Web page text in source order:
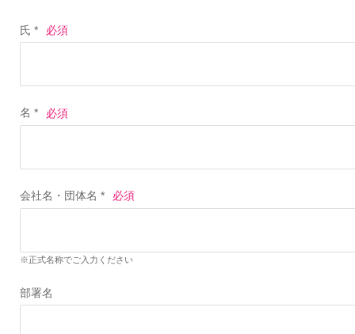
氏 *
名 *
会社名・団体名 *
※正式名称でご入力ください
部署名